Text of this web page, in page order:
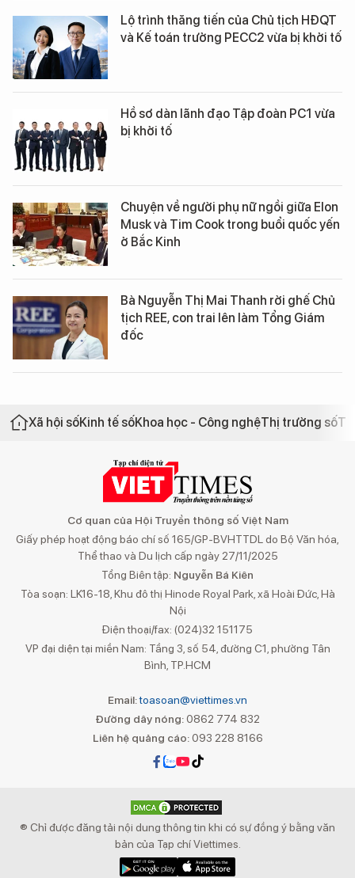
Lộ trình thăng tiến của Chủ tịch HĐQT
và Kế toán trưởng PECC2 vừa bị khởi tố
Hồ sơ dàn lãnh đạo Tập đoàn PC1 vừa
bị khởi tố
Chuyện về người phụ nữ ngồi giữa Elon
Musk và Tim Cook trong buổi quốc yến
ở Bắc Kinh
Bà Nguyễn Thị Mai Thanh rời ghế Chủ
tịch REE, con trai lên làm Tổng Giám
đốc
Xã hội sốKinh tế sốKhoa học - Công nghệThị trường số
Cơ quan của Hội Truyền thông số Việt Nam
Giấy phép hoạt động báo chí số 165/GP-BVHTTDL do Bộ Văn hóa,
Thể thao và Du lịch cấp ngày 27/11/2025
Tổng Biên tập: Nguyễn Bá Kiên
Tòa soạn: LK16-18, Khu đô thị Hinode Royal Park, xã Hoài Đức, Hà
Nội
Điện thoại/fax: (024)32 151175
VP đại diện tại miền Nam: Tầng 3, số 54, đường C1, phường Tân
Bình, TP.HCM
Email:toasoan@viettimes.vn
Đường dây nóng: 0862 774 832
Liên hệ quảng cáo:093 228 8166
® Chỉ được đăng tải nội dung thông tin khi có sự đồng ý bằng văn
bản của Tạp chí Viettimes.